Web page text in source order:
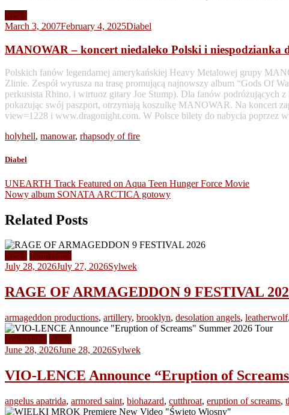
News
March 3, 2007February 4, 2025Diabel
MANOWAR – koncert niedaleko Polski i niespodzianka
Polskich fanów legendarnej amerykańskiej Heavy Metalowej grupy
Zlinie. Zespół wyrusza na trasę promującą najnowszy album “Gods
perkusista Rhino, i wirtuoz gitary Joe Stump). Dla fanów podróżujących
pokazując swój paszport, otrzymają koszulkę MANOWAR. Na koncert
view=1228 i www.dragonight.com. W Polsce bilety do nabycia poprzez
holyhell, manowar, rhapsody of fire
Diabel
Post
navigation
UNEARTH Track Featured on Aqua Teen Hunger Force Movie
Nowy album SONATA ARCTICA gotowy
Related Posts
News Tour Dates
July 28, 2026July 27, 2026Sylwek
RAGE OF ARMAGEDDON 9 FESTIVAL
armageddon productions, artillery, brooklyn, desolation angels, leatherwolf,
Tour Dates News
June 28, 2026June 28, 2026Sylwek
VIO-LENCE Announce “Eruption of
angelus apatrida, armored saint, biohazard, cutthroat, eruption of screams,